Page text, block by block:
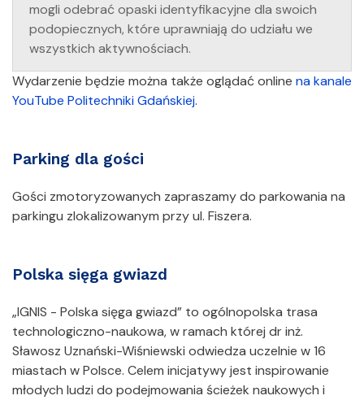
mogli odebrać opaski identyfikacyjne dla swoich
podopiecznych, które uprawniają do udziału we
wszystkich aktywnościach.
Wydarzenie będzie można także oglądać online na kanale
YouTube Politechniki Gdańskiej.
Parking dla gości
Gości zmotoryzowanych zapraszamy do parkowania na
parkingu zlokalizowanym przy ul. Fiszera.
Polska sięga gwiazd
„IGNIS - Polska sięga gwiazd” to ogólnopolska trasa
technologiczno-naukowa, w ramach której dr inż.
Sławosz Uznański-Wiśniewski odwiedza uczelnie w 16
miastach w Polsce. Celem inicjatywy jest inspirowanie
młodych ludzi do podejmowania ścieżek naukowych i